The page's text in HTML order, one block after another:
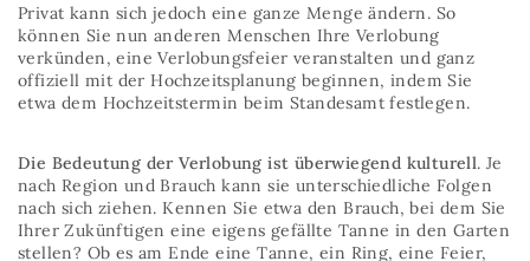
Privat kann sich jedoch eine ganze Menge ändern. So
können Sie nun anderen Menschen Ihre Verlobung
verkünden, eine Verlobungsfeier veranstalten und ganz
offiziell mit der Hochzeitsplanung beginnen, indem Sie
etwa dem Hochzeitstermin beim Standesamt festlegen.
Die Bedeutung der Verlobung ist überwiegend kulturell. Je
nach Region und Brauch kann sie unterschiedliche Folgen
nach sich ziehen. Kennen Sie etwa den Brauch, bei dem Sie
Ihrer Zukünftigen eine eigens gefällte Tanne in den Garten
stellen? Ob es am Ende eine Tanne, ein Ring, eine Feier,